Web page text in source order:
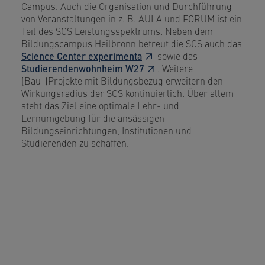
Campus. Auch die Organisation und Durchführung
von Veranstaltungen in z. B. AULA und FORUM ist ein
Teil des SCS Leistungsspektrums. Neben dem
Bildungscampus Heilbronn betreut die SCS auch das
Science Center experimenta sowie das
Studierendenwohnheim W27
. Weitere
(Bau-)Projekte mit Bildungsbezug erweitern den
Wirkungsradius der SCS kontinuierlich. Über allem
steht das Ziel eine optimale Lehr- und
Lernumgebung für die ansässigen
Bildungseinrichtungen, Institutionen und
Studierenden zu schaffen.